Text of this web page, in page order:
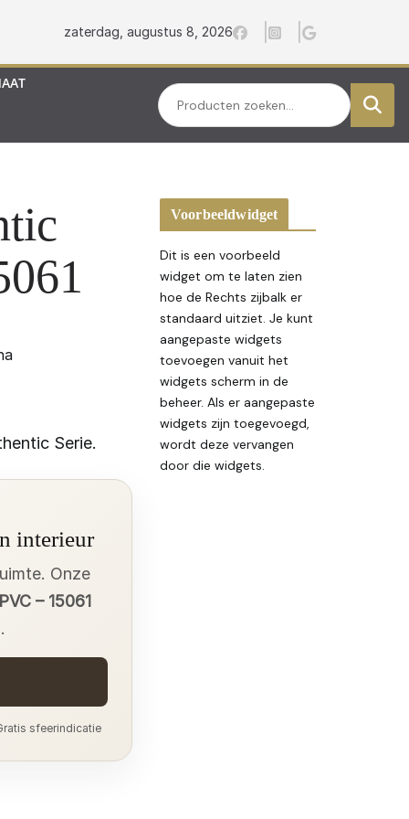
zaterdag, augustus 8, 2026
Zoeken
Serie.
interieur
Onze
– 15061
sfeerindicatie
Voorbeeldwidget
Dit is een voorbeeld
widget om te laten zien
hoe de Rechts zijbalk er
standaard uitziet. Je kunt
aangepaste widgets
toevoegen vanuit het
widgets scherm in de
beheer. Als er aangepaste
widgets zijn toegevoegd,
wordt deze vervangen
door die widgets.